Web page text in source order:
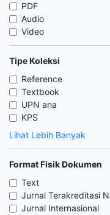
PDF
Audio
Video
Tipe Koleksi
Reference
Textbook
UPN ana
KPS
Lihat Lebih Banyak
Format Fisik Dokumen
Text
Jurnal Terakreditasi
Jurnal Internasional